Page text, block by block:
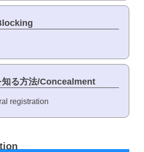
知る方法/Concealment
registration